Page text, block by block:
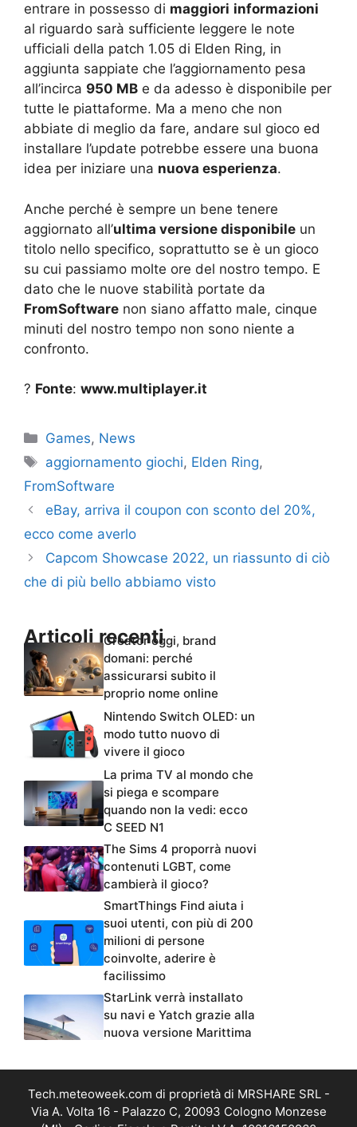
entrare in possesso di maggiori informazioni
al riguardo sarà sufficiente leggere le note
ufficiali della patch 1.05 di Elden Ring, in
aggiunta sappiate che l’aggiornamento pesa
all’incirca 950 MB e da adesso è disponibile per
tutte le piattaforme. Ma a meno che non
abbiate di meglio da fare, andare sul gioco ed
installare l’update potrebbe essere una buona
idea per iniziare una nuova esperienza.
Anche perché è sempre un bene tenere
aggiornato all’ultima versione disponibile un
titolo nello specifico, soprattutto se è un gioco
su cui passiamo molte ore del nostro tempo. E
dato che le nuove stabilità portate da
FromSoftware non siano affatto male, cinque
minuti del nostro tempo non sono niente a
confronto.
? Fonte: www.multiplayer.it
Categorie
Games, News
Tag
aggiornamento giochi, Elden Ring,
FromSoftware
eBay, arriva il coupon con sconto del 20%,
ecco come averlo
Capcom Showcase 2022, un riassunto di ciò
che di più bello abbiamo visto
Articoli recenti
Creator oggi, brand
domani: perché
assicurarsi subito il
proprio nome online
Nintendo Switch OLED: un
modo tutto nuovo di
vivere il gioco
La prima TV al mondo che
si piega e scompare
quando non la vedi: ecco
C SEED N1
The Sims 4 proporrà nuovi
contenuti LGBT, come
cambierà il gioco?
SmartThings Find aiuta i
suoi utenti, con più di 200
milioni di persone
coinvolte, aderire è
facilissimo
StarLink verrà installato
su navi e Yatch grazie alla
nuova versione Marittima
Tech.meteoweek.com di proprietà di MRSHARE SRL -
Via A. Volta 16 - Palazzo C, 20093 Cologno Monzese